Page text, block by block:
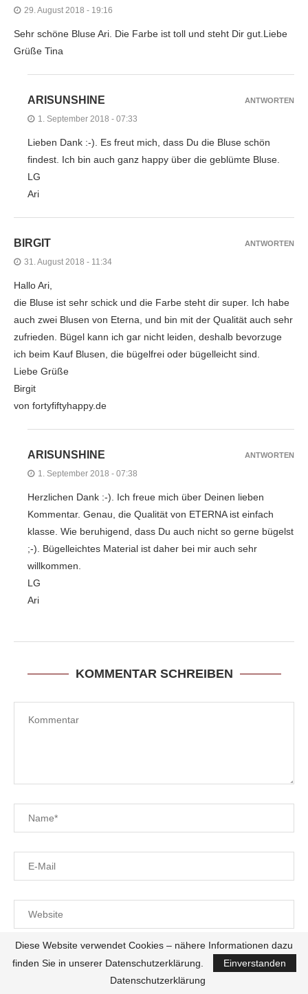
29. August 2018 - 19:16
Sehr schöne Bluse Ari. Die Farbe ist toll und steht Dir gut.Liebe
Grüße Tina
ARISUNSHINE
1. September 2018 - 07:33
Lieben Dank :-). Es freut mich, dass Du die Bluse schön
findest. Ich bin auch ganz happy über die geblümte Bluse.
LG
Ari
ANTWORTEN
BIRGIT
31. August 2018 - 11:34
Hallo Ari,
die Bluse ist sehr schick und die Farbe steht dir super. Ich habe
auch zwei Blusen von Eterna, und bin mit der Qualität auch sehr
zufrieden. Bügel kann ich gar nicht leiden, deshalb bevorzuge
ich beim Kauf Blusen, die bügelfrei oder bügelleicht sind.
Liebe Grüße
Birgit
von fortyfiftyhappy.de
ANTWORTEN
ARISUNSHINE
1. September 2018 - 07:38
Herzlichen Dank :-). Ich freue mich über Deinen lieben
Kommentar. Genau, die Qualität von ETERNA ist einfach
klasse. Wie beruhigend, dass Du auch nicht so gerne bügelst
;-). Bügelleichtes Material ist daher bei mir auch sehr
willkommen.
LG
Ari
ANTWORTEN
KOMMENTAR SCHREIBEN
Bitte meinen Namen, meine E-Mail-Adresse und meine
Website in diesem Browser für den nächsten Kommentar
Diese Website verwendet Cookies – nähere Informationen dazu
finden Sie in unserer Datenschutzerklärung.
Einverstanden
Datenschutzerklärung